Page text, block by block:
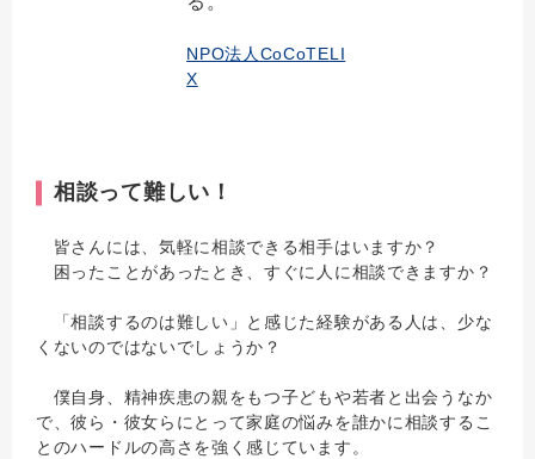
NPO法人CoCoTELI
X
相談って難しい！
皆さんには、気軽に相談できる相手はいますか？
困ったことがあったとき、すぐに人に相談できますか？
「相談するのは難しい」と感じた経験がある人は、少な
くないのではないでしょうか？
僕自身、精神疾患の親をもつ子どもや若者と出会うなか
で、彼ら・彼女らにとって家庭の悩みを誰かに相談するこ
とのハードルの高さを強く感じています。